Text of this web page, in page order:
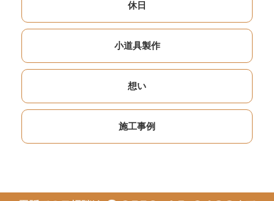
休日
小道具製作
想い
施工事例